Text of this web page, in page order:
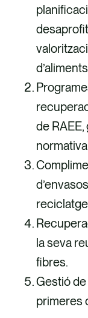
de
la seva
fibres.
Gestió
primeres